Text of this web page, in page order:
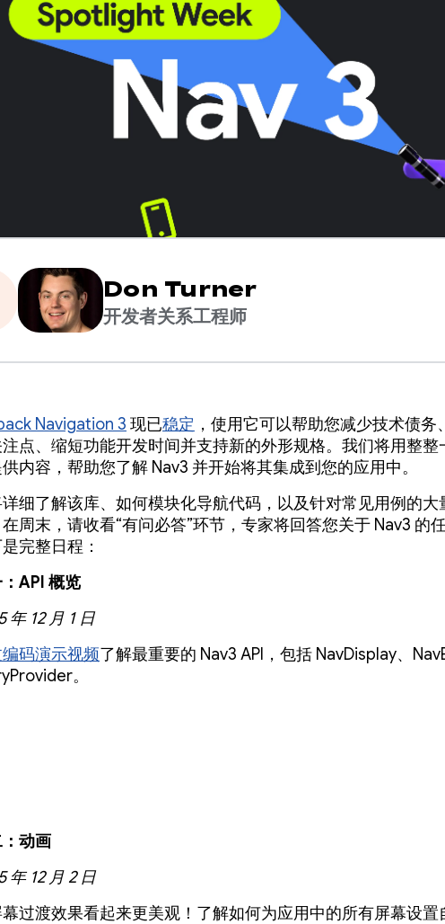
Don Turner
开发者关系工程师
Navigation 3 现已稳定 ，使用它可以帮助您减少技术债务
点、缩短功能开发时间并支持新的外形规格。我们将用整整
内容，帮助您了解 Nav3 并开始将其集成到您的应用中。
细了解该库、如何模块化导航代码，以及针对常见用例的大
周末，请收看“有问必答”环节，专家将回答您关于 Nav3 的任
完整日程：
API 概览
年 12 月 1 日
编码演示视频了解最重要的 Nav3 API，包括 NavDisplay、
。
动画
年 12 月 2 日
过渡效果看起来更美观！了解如何为应用中的所有屏幕设置